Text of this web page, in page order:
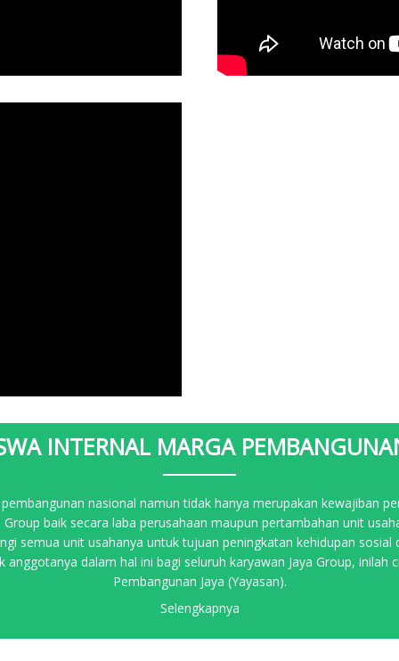
INTERNAL MARGA
nasional namun tidak hanya merupakan kewajiban
baik secara laba perusahaan maupun pertambahan unit
semua unit usahanya untuk tujuan peningkatan kehidupan
dalam hal ini bagi seluruh karyawan Jaya Group, inilah
Pembangunan Jaya (Yayasan).
Selengkapnya